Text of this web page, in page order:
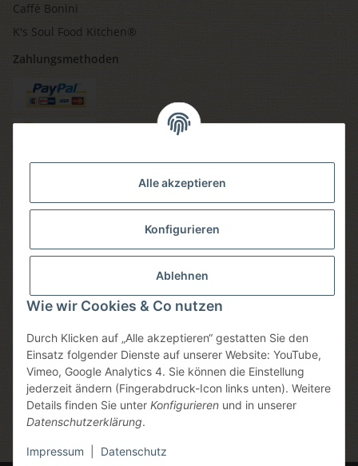
Alle akzeptieren
Konfigurieren
Ablehnen
Wie wir Cookies & Co nutzen
Durch Klicken auf „Alle akzeptieren“ gestatten Sie den
Einsatz folgender Dienste auf unserer Website: YouTube,
Vimeo, Google Analytics 4. Sie können die Einstellung
jederzeit ändern (Fingerabdruck-Icon links unten). Weitere
Details finden Sie unter Konfigurieren und in unserer
Datenschutzerklärung.
Impressum Datenschutz
Caffè Bonini
K's Soul Food Kitchen®
Zahlungsmethoden
Versandmethoden
Sicheres einkaufen
* Alle Preise inkl. gesetzlicher USt., zzgl.
Mindermengenzuschlag